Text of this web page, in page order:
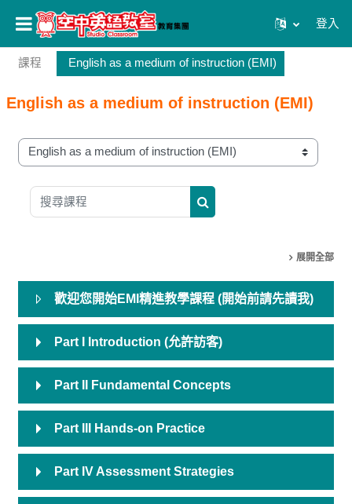
跳至主內容
登入
課程 English as a medium of instruction (EMI)
English as a medium of instruction (EMI)
課程類別
搜尋課程
搜尋課程
展開全部
歡迎您開始EMI精進教學課程 (開始前請先讀我)
Part I Introduction (允許訪客)
Part II Fundamental Concepts
Part III Hands-on Practice
Part IV Assessment Strategies